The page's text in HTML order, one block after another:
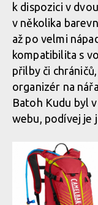
k dispozici v
v několika
až po velmi
kompatibilita s
přilby či
organizér na
Batoh Kudu byl
webu, podívej je